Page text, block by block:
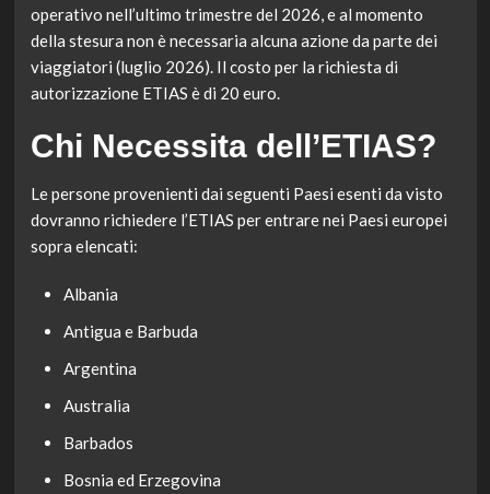
operativo nell’ultimo trimestre del 2026, e al momento
della stesura non è necessaria alcuna azione da parte dei
viaggiatori (luglio 2026). Il costo per la richiesta di
autorizzazione ETIAS è di 20 euro.
Chi Necessita dell’ETIAS?
Le persone provenienti dai seguenti Paesi esenti da visto
dovranno richiedere l’ETIAS per entrare nei Paesi europei
sopra elencati:
Albania
Antigua e Barbuda
Argentina
Australia
Barbados
Bosnia ed Erzegovina